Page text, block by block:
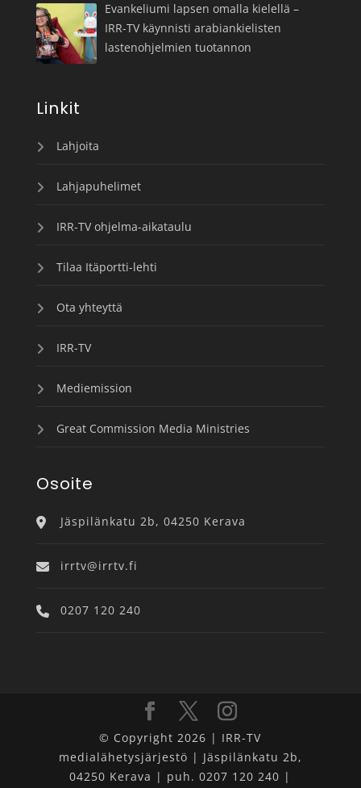
Evankeliumi lapsen omalla kielellä –
IRR-TV käynnisti arabiankielisten
lastenohjelmien tuotannon
Linkit
Lahjoita
Lahjapuhelimet
IRR-TV ohjelma-aikataulu
Tilaa Itäportti-lehti
Ota yhteyttä
IRR-TV
Mediemission
Great Commission Media Ministries
Osoite
Jäspilänkatu 2b, 04250 Kerava
irrtv@irrtv.fi
0207 120 240
© Copyright 2026 | IRR-TV
medialähetysjärjestö | Jäspilänkatu 2b,
04250 Kerava | puh. 0207 120 240 |